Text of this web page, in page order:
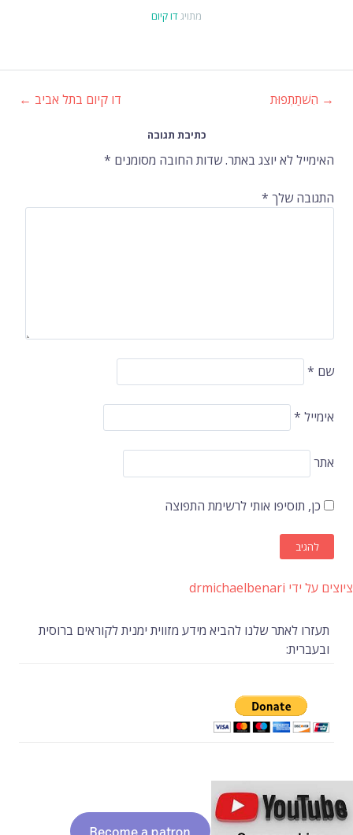
מתויגדו קיום
ניווט
ברשומות
→ הִשׁתַתְפוּת דו קיום בתל אביב ←
כתיבת תגובה
האימייל לא יוצג באתר.שדות החובה מסומנים *
התגובה שלך *
שם *
אימייל *
אתר
כן, תוסיפו אותי לרשימת התפוצה
ציוצים על ידי drmichaelbenari
תעזרו לאתר שלנו להביא מידע מזווית ימנית לקוראים ברוסית
ובעברית: